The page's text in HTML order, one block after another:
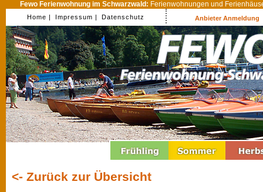
Fewo Ferienwohnung im Schwarzwald: Ferienwohnungen und
Home | Impressum | Datenschutz Anbieter Anmeldung
<- Zurück zur Übersicht